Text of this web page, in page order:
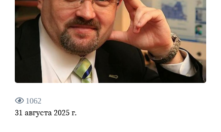
1062
31 августа 2025 г.